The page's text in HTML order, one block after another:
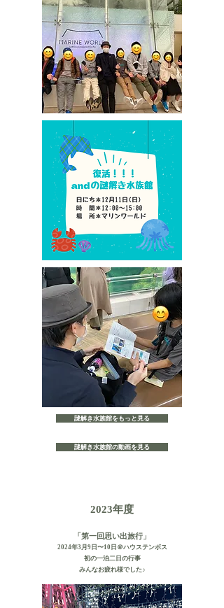
謎解き水族館をもっと見る
謎解き水族館の動画を見る
2023年度
「第一回思い出旅行」
2024年3月9日〜10日＠ハウステンボス
初の一泊二日の行事
​みんなお疲れ様でした♪